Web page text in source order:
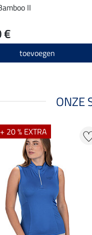
II
€
toevoegen
ONZE
20 % EXTRA